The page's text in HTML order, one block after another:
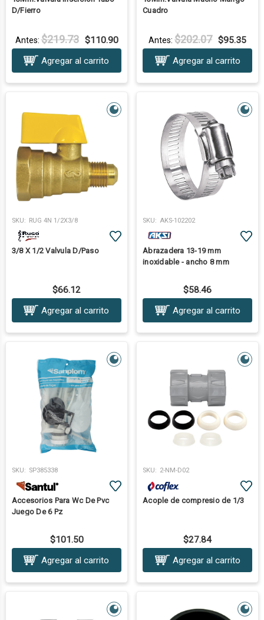
D/Fierro
Antes:$219.73 $110.90
Agregar al carrito
Cuadro
Antes:$202.07 $95.35
Agregar al carrito
SKU: RUG 4N 1/2X3/8
3/8 X 1/2 Valvula D/Paso
$66.12
Agregar al carrito
SKU: AKS-102202
Abrazadera 13-19 mm
inoxidable - ancho 8 mm
$58.46
Agregar al carrito
SKU: SP385338
Accesorios Para Wc De Pvc
Juego De 6 Pz
$101.50
Agregar al carrito
SKU: 2-NM-D02
Acople de compresio de 1/3
$27.84
Agregar al carrito